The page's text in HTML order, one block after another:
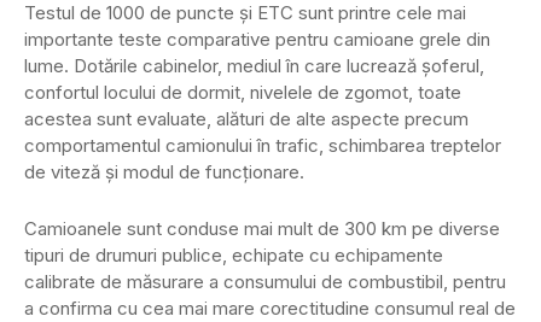
Testul de 1000 de puncte şi ETC sunt printre cele mai
importante teste comparative pentru camioane grele din
lume. Dotările cabinelor, mediul în care lucrează şoferul,
confortul locului de dormit, nivelele de zgomot, toate
acestea sunt evaluate, alături de alte aspecte precum
comportamentul camionului în trafic, schimbarea treptelor
de viteză şi modul de funcţionare.
Camioanele sunt conduse mai mult de 300 km pe diverse
tipuri de drumuri publice, echipate cu echipamente
calibrate de măsurare a consumului de combustibil, pentru
a confirma cu cea mai mare corectitudine consumul real de